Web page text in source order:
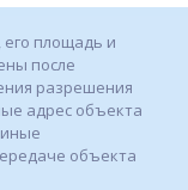
его площадь и
после
разрешения
адрес объекта
объекта